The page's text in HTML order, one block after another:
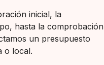
inicial, la
hasta la comprobación
un presupuesto
o local.